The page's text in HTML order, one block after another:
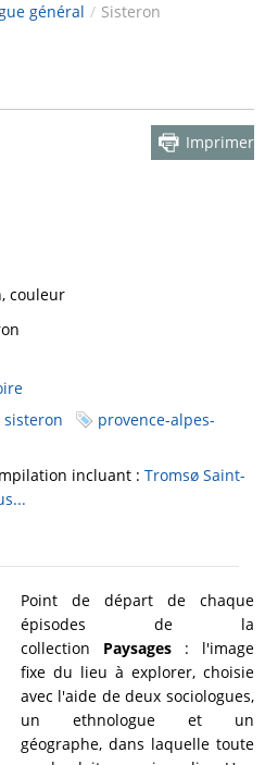
général / Sisteron
Imprimer
couleur
sisteron
provence-alpes-
incluant : Tromsø Saint-
Point de départ de chaque
épisodes de la
collection Paysages : l'image
fixe du lieu à explorer, choisie
avec l'aide de deux sociologues,
un ethnologue et un
géographe, dans laquelle toute